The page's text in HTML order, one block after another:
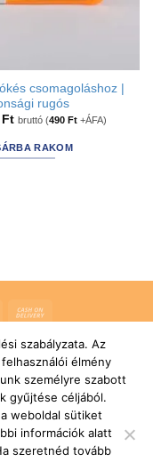
csomagoláshoz |
rugós
Ft bruttó (490Ft +ÁFA)
RAKOM
AfterPay
Delivery
FELTÉTELEK
JOGI NYILATKOZAT
byPrintroom Bt. -
szabályzata. Az
élmény
személyre szabott
gyűjtése céljából.
weboldal sütiket
információk alatt
szeretnéd tovább